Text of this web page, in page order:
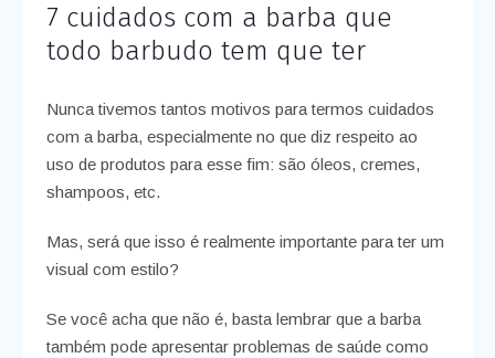
7 cuidados com a barba que
todo barbudo tem que ter
Nunca tivemos tantos motivos para termos cuidados
com a barba, especialmente no que diz respeito ao
uso de produtos para esse fim: são óleos, cremes,
shampoos, etc.
Mas, será que isso é realmente importante para ter um
visual com estilo?
Se você acha que não é, basta lembrar que a barba
também pode apresentar problemas de saúde como